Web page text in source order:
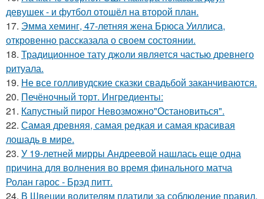
девушек - и футбол отошёл на второй план.
17. Эмма хеминг, 47-летняя жена Брюса Уиллиса,
откровенно рассказала о своем состоянии.
18. Традиционное тату джоли является частью древнего
ритуала.
19. Не все голливудские сказки свадьбой заканчиваются.
20. Печёночный торт. Ингредиенты:
21. Капустный пирог Невозможно"Остановиться".
22. Самая древняя, самая редкая и самая красивая
лошадь в мире.
23. У 19-летней мирры Андреевой нашлась еще одна
причина для волнения во время финального матча
Ролан гарос - Брэд питт.
24. В Швеции водителям платили за соблюдение правил.